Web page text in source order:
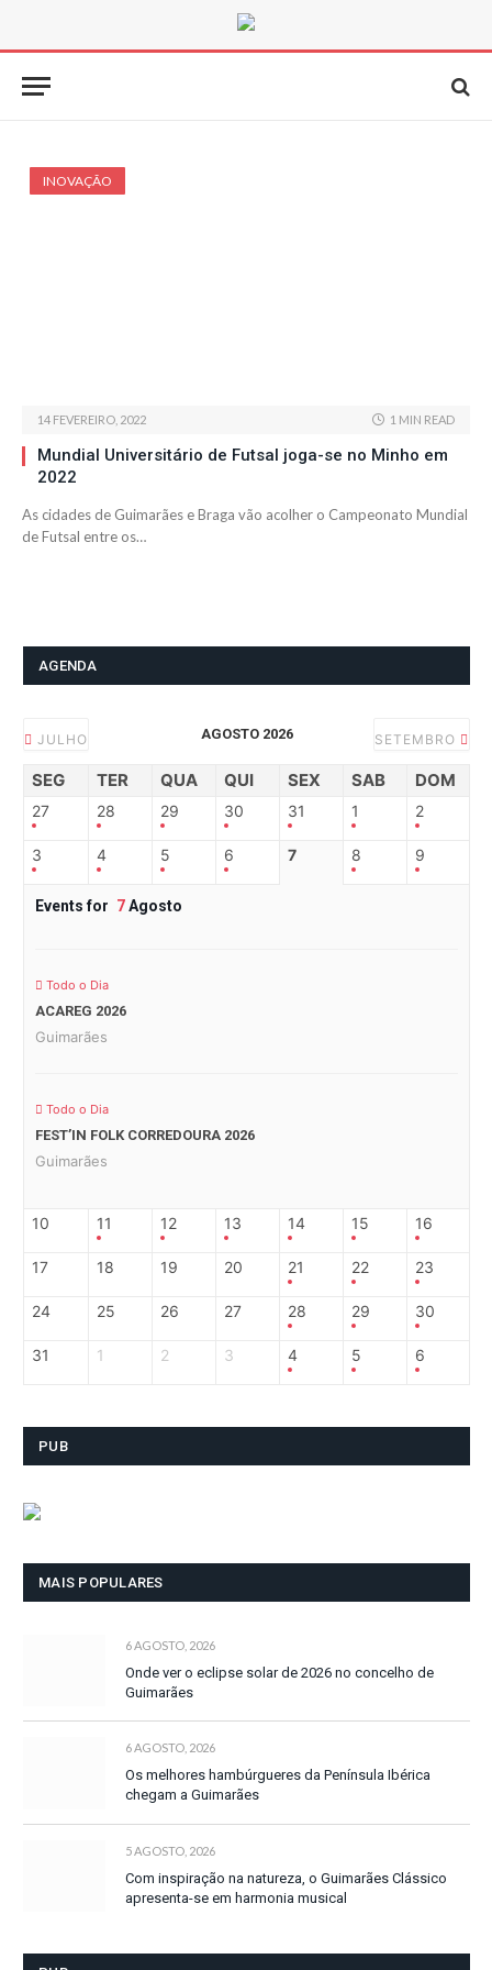
INOVAÇÃO
14 FEVEREIRO, 2022 1 MIN READ
Mundial Universitário de Futsal joga-se no Minho em
2022
As cidades de Guimarães e Braga vão acolher o Campeonato Mundial
de Futsal entre os…
AGENDA
JULHO AGOSTO 2026 SETEMBRO
SEG TER QUA QUI SEX SAB DOM
27 28 29 30 31 1 2
3 4 5 6 7 8 9
Events for 7Agosto
Todo o Dia
ACAREG 2026
Guimarães
Todo o Dia
FEST’IN FOLK CORREDOURA 2026
Guimarães
10 11 12 13 14 15 16
17 18 19 20 21 22 23
24 25 26 27 28 29 30
31 1 2 3 4 5 6
PUB
MAIS POPULARES
6 AGOSTO, 2026
Onde ver o eclipse solar de 2026 no concelho de
Guimarães
6 AGOSTO, 2026
Os melhores hambúrgueres da Península Ibérica
chegam a Guimarães
5 AGOSTO, 2026
Com inspiração na natureza, o Guimarães Clássico
apresenta-se em harmonia musical